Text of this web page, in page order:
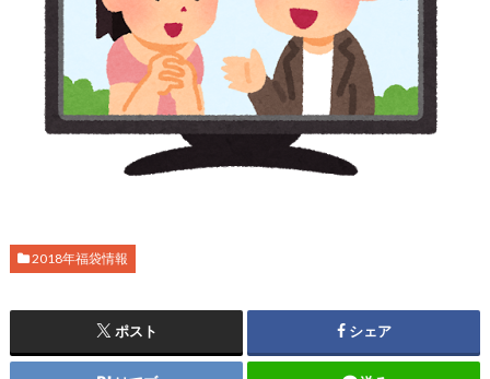
2018年福袋情報
ポスト シェア